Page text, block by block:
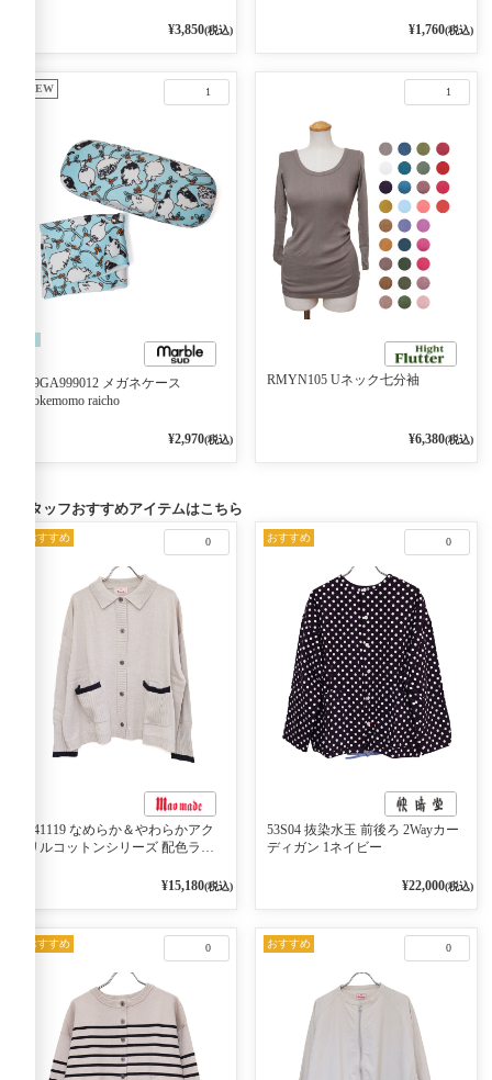
¥3,850(税込) ¥1,760(税込)
1
NEW
09GA999012 メガネケース
kokemomo raicho
¥2,970(税込)
1
RMYN105 Uネック七分袖
¥6,380(税込)
スタッフおすすめアイテムはこちら
0
おすすめ
541119 なめらか＆やわらかアク
リルコットンシリーズ 配色ライ
ン 10ベージュ×ネイビー¥15,180(税込)
0
おすすめ
53S04 抜染水玉 前後ろ 2Wayカー
ディガン 1ネイビー
¥22,000(税込)
0
おすすめ 0
おすすめ